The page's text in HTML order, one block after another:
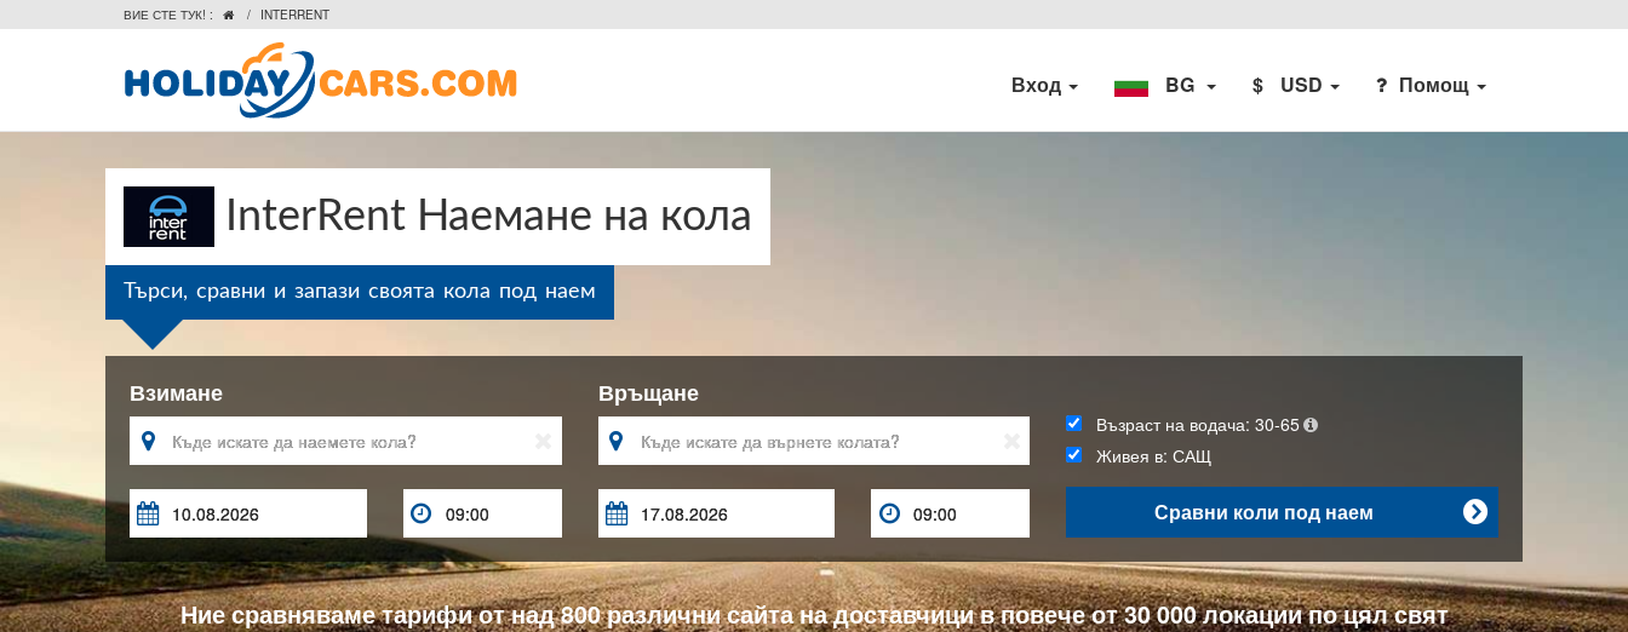
ВИЕ СТЕ ТУК! :  / INTERRENT
Вход BG $ USD Помощ
InterRent Наемане на кола
Търси, сравни и запази своята кола под наем
Взимане

 
Връщане

 
Възраст на водача:30-65
Живея в:САЩ

Сравни коли под наем
Ние сравняваме тарифи от над 800 различни сайта на доставчици в повече от 30 000 локации по цял свят